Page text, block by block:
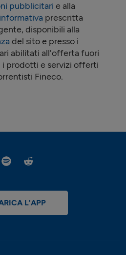
pubblicitari e alla
prescritta
disponibili alla
del sito e presso i
abilitati all'offerta fuori
i prodotti e servizi offerti
Fineco.
L'APP